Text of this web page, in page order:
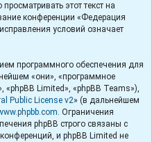
этот текст на
конференции «Федерация
условий означает
программного обеспечения для
«они», «программное
«phpBB Limited», «phpBB Teams»),
Public License v2» (в дальнейшем
. Ограничения
phpBB строго связаны с
и phpBB Limited не